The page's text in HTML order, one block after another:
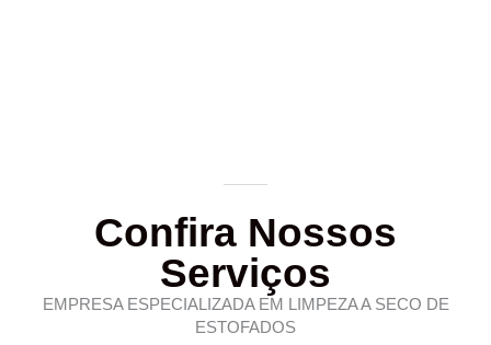
Confira Nossos
Serviços
EMPRESA ESPECIALIZADA EM LIMPEZA A SECO DE
ESTOFADOS